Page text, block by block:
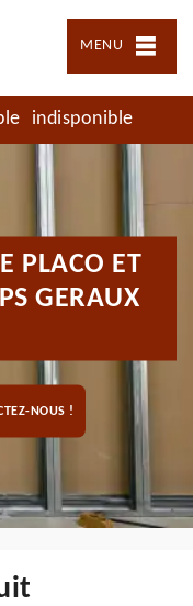
MENU
indisponible
PLACO ET
GERAUX
NOUS !